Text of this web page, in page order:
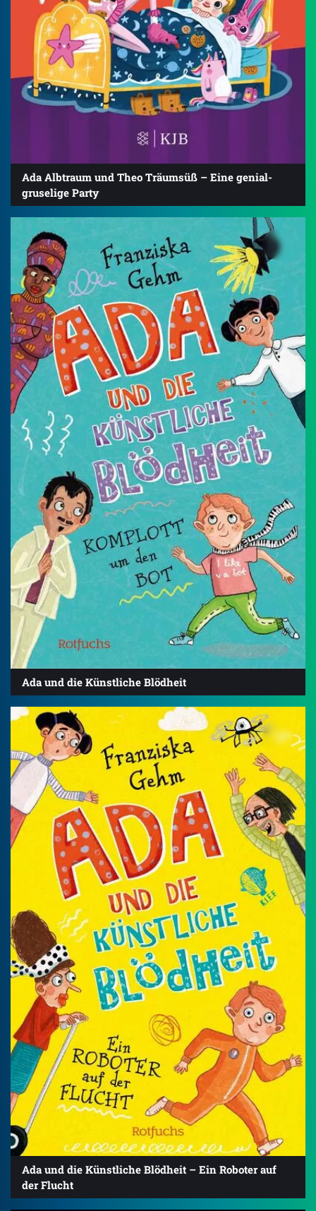
Ada Albtraum und Theo Träumsüß – Eine genial-
gruselige Party
Ada und die Künstliche Blödheit
Ada und die Künstliche Blödheit – Ein Roboter auf
der Flucht